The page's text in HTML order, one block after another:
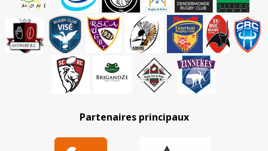
Partenaires principaux